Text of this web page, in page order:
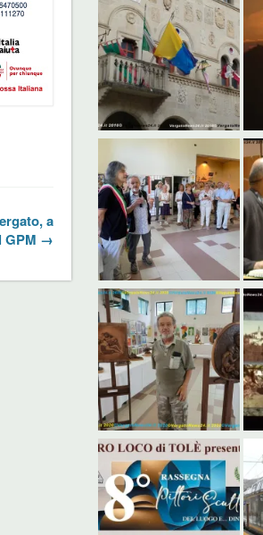
a
GPM →